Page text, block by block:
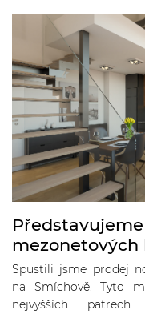
mezonetových
Spustili jsme prodej
na Smíchově. Tyto
nejvyšších patrech